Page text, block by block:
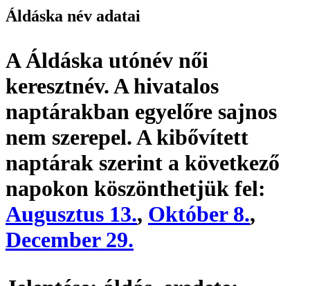
Áldáska név adatai
A Áldáska utónév női
keresztnév. A hivatalos
naptárakban egyelőre sajnos
nem szerepel. A kibővített
naptárak szerint a következő
napokon köszönthetjük fel:
Augusztus 13., Október 8.,
December 29.